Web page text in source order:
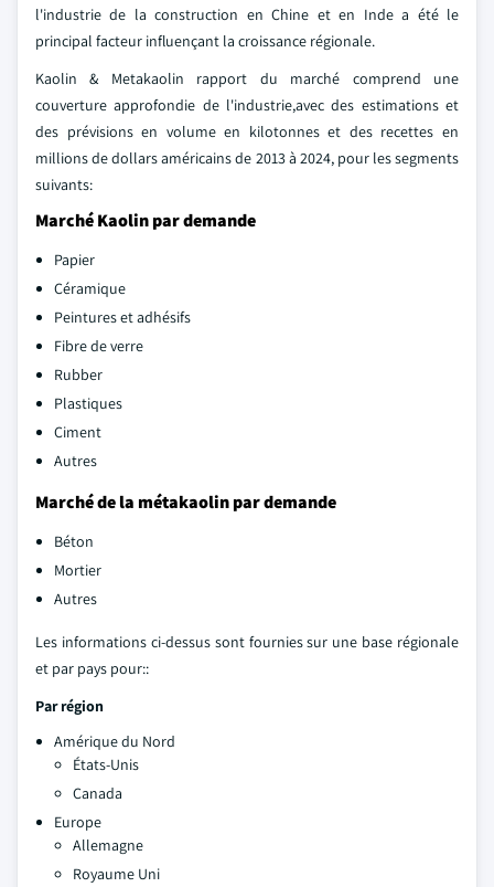
l'industrie de la construction en Chine et en Inde a été le
principal facteur influençant la croissance régionale.
Kaolin & Metakaolin rapport du marché comprend une
couverture approfondie de l'industrie,avec des estimations et
des prévisions en volume en kilotonnes et des recettes en
millions de dollars américains de 2013 à 2024, pour les segments
suivants:
Marché Kaolin par demande
Papier
Céramique
Peintures et adhésifs
Fibre de verre
Rubber
Plastiques
Ciment
Autres
Marché de la métakaolin par demande
Béton
Mortier
Autres
Les informations ci-dessus sont fournies sur une base régionale
et par pays pour::
Par région
Amérique du Nord
États-Unis
Canada
Europe
Allemagne
Royaume Uni